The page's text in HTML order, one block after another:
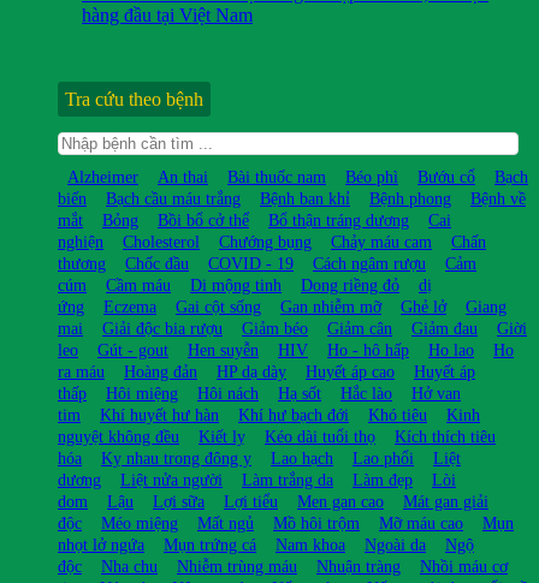
hàng đầu tại Việt Nam
Tra cứu theo bệnh
Alzheimer An thai Bài thuốc nam Béo phì Bướu cổ
Bạch
biến
Bạch cầu máu trắng Bệnh ban khỉ Bệnh phong
Bệnh về
mắt
Bỏng Bồi bổ cở thể Bổ thận tráng dương
Cai
nghiện
Cholesterol Chướng bụng Chảy máu cam
Chấn
thương
Chốc đầu COVID - 19 Cách ngâm rượu
Cảm
cúm
Cầm máu Di mộng tinh Dong riềng đỏ
dị
ứng
Eczema Gai cột sống Gan nhiễm mỡ Ghẻ lở
Giang
mai
Giải độc bia rượu Giảm béo Giảm cân Giảm đau
Giời
leo
Gút - gout Hen suyễn HIV Ho - hô hấp Ho lao
Ho
ra máu
Hoàng đản HP dạ dày Huyết áp cao
Huyết áp
thấp
Hôi miệng Hôi nách Hạ sốt Hắc lào
Hở van
tim
Khí huyết hư hàn Khí hư bạch đới Khó tiêu
Kinh
nguyệt không đều
Kiết lỵ Kéo dài tuổi thọ
Kích thích tiêu
hóa
Kỵ nhau trong đông y Lao hạch Lao phổi
Liệt
dương
Liệt nửa người Làm trắng da Làm đẹp
Lòi
dom
Lậu Lợi sữa Lợi tiểu Men gan cao
Mát gan giải
độc
Méo miệng Mất ngủ Mồ hôi trộm Mỡ máu cao
Mụn
nhọt lở ngứa
Mụn trứng cá Nam khoa Ngoài da
Ngộ
độc
Nha chu Nhiễm trùng máu Nhuận tràng
Nhồi máu cơ